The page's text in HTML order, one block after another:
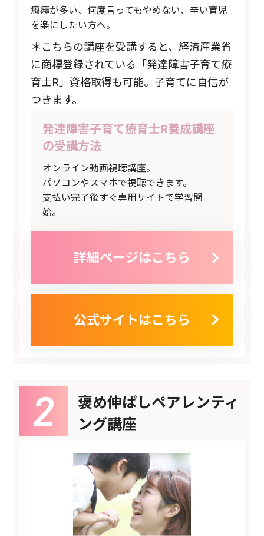
癇癪が多い、何度言ってもやめない、辛い育児
を楽にしたい方へ。
＊こちらの講座を受講すると、経済産業省
に商標登録されている「発達障害子育て療
育士R」資格取得も可能。子育てに自信が
つきます。
発達障害子育て療育士R養成講座
の受講方法
オンライン動画視聴講座。
パソコンやスマホで視聴できます。
支払い完了後すぐ専用サイトで学習開
始。
詳細ページはこちら
公式サイトはこちら
褒め伸ばしペアレンティ
ング講座